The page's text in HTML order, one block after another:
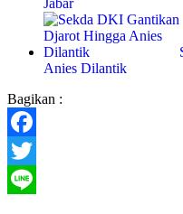
Anies Dilantik
Bagikan :
Facebook
Twitter